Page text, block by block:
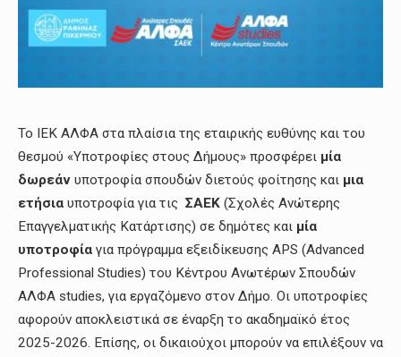
Το ΙΕΚ ΑΛΦΑ στα πλαίσια της εταιρικής ευθύνης και του
θεσμού «Υποτροφίες στους Δήμους» προσφέρει μία
δωρεάν υποτροφία σπουδών διετούς φοίτησης και μια
ετήσια υποτροφία για τις ΣΑΕΚ (Σχολές Ανώτερης
Επαγγελματικής Κατάρτισης) σε δημότες και μία
υποτροφία για πρόγραμμα εξειδίκευσης APS (Advanced
Professional Studies) του Κέντρου Ανωτέρων Σπουδών
ΑΛΦΑ studies, για εργαζόμενο στον Δήμο. Οι υποτροφίες
αφορούν αποκλειστικά σε έναρξη το ακαδημαϊκό έτος
2025-2026. Επίσης, οι δικαιούχοι μπορούν να επιλέξουν να